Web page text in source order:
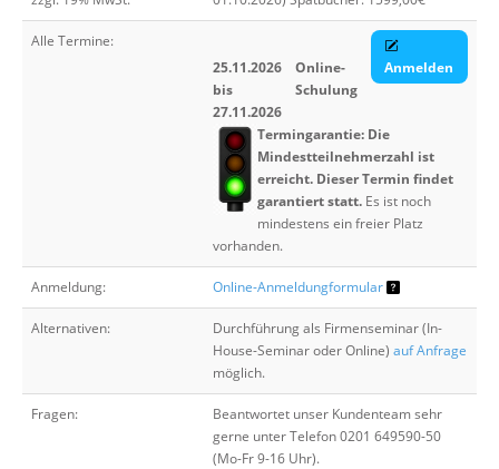
Alle Termine:
25.11.2026
bis
27.11.2026
Online-
Schulung
Anmelden
Termingarantie: Die
Mindestteilnehmerzahl ist
erreicht. Dieser Termin findet
garantiert statt. Es ist noch
mindestens ein freier Platz
vorhanden.
Anmeldung: Online-Anmeldungformular
Alternativen:
Durchführung als Firmenseminar (In-
House-Seminar oder Online) auf Anfrage
möglich.
Fragen:
Beantwortet unser Kundenteam sehr
gerne unter Telefon 0201 649590-50
(Mo-Fr 9-16 Uhr).